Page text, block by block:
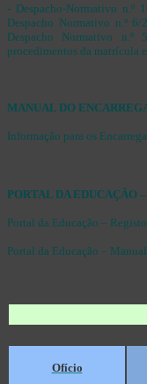
- Despacho-Normativo n.º
Despacho Normativo n.º
Despacho Normativo
procedimentos da matrícula
MANUAL DO
Informação para os
PORTAL DA EDUCAÇÃO
Portal da Educação – Registo
Portal da Educação –
Ofício